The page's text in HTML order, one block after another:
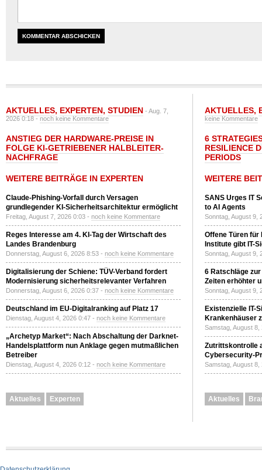
AKTUELLES, EXPERTEN, STUDIEN - Aug. 7,
2026 0:18 -noch keine Kommentare
ANSTIEG DER HARDWARE-PREISE IN
FOLGE KI-GETRIEBENER HALBLEITER-
NACHFRAGE
WEITERE BEITRÄGE IN EXPERTEN
Claude-Phishing-Vorfall durch Versagen
grundlegender KI-Sicherheitsarchitektur ermöglicht
Freitag, August 7, 2026 0:03 - noch keine Kommentare
Reges Interesse am 4. KI-Tag der Wirtschaft des
Landes Brandenburg
Donnerstag, August 6, 2026 8:53 - noch keine Kommentare
Digitalisierung der Schiene: TÜV-Verband fordert
Modernisierung sicherheitsrelevanter Verfahren
Donnerstag, August 6, 2026 0:37 - noch keine Kommentare
Deutschland im EU-Digitalranking auf Platz 17
Dienstag, August 4, 2026 0:47 - noch keine Kommentare
„Archetyp Market“: Nach Abschaltung der Darknet-
Handelsplattform nun Anklage gegen mutmaßlichen
Betreiber
Dienstag, August 4, 2026 0:12 - noch keine Kommentare
Aktuelles Experten
AKTUELLES,
keine Kommentare
6
RESILIENCE
PERIODS
WEITERE
SANS Urges IT
to AI Agents
Sonntag, August 9,
Offene Türen für
Institute gibt IT-
Sonntag, August 9,
6 Ratschläge
Zeiten erhöhter
Sonntag, August 9,
Existenzielle IT-
Krankenhäuser
Samstag, August
Zutrittskontrolle
Cybersecurity-
Samstag, August
Aktuelles